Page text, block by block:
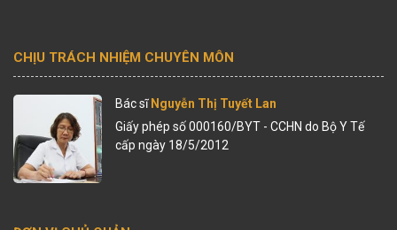
CHỊU TRÁCH NHIỆM CHUYÊN MÔN
Bác sĩ Nguyễn Thị Tuyết Lan
Giấy phép số 000160/BYT - CCHN do Bộ Y Tế
cấp ngày 18/5/2012